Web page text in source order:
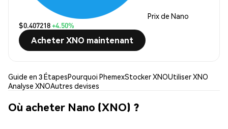
Prix de Nano
$0.407218+4.50%
Acheter XNO maintenant
Guide en 3 ÉtapesPourquoi PhemexStocker XNOUtiliser XNO
Analyse XNOAutres devises
Où acheter Nano (XNO) ?